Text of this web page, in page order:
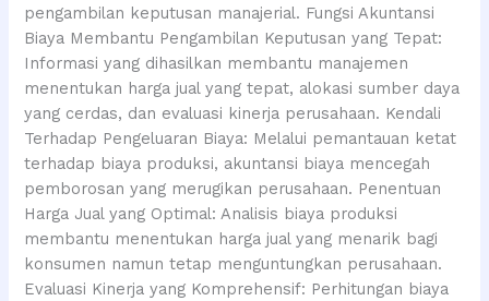
pengambilan keputusan manajerial. Fungsi Akuntansi
Biaya Membantu Pengambilan Keputusan yang Tepat:
Informasi yang dihasilkan membantu manajemen
menentukan harga jual yang tepat, alokasi sumber daya
yang cerdas, dan evaluasi kinerja perusahaan. Kendali
Terhadap Pengeluaran Biaya: Melalui pemantauan ketat
terhadap biaya produksi, akuntansi biaya mencegah
pemborosan yang merugikan perusahaan. Penentuan
Harga Jual yang Optimal: Analisis biaya produksi
membantu menentukan harga jual yang menarik bagi
konsumen namun tetap menguntungkan perusahaan.
Evaluasi Kinerja yang Komprehensif: Perhitungan biaya